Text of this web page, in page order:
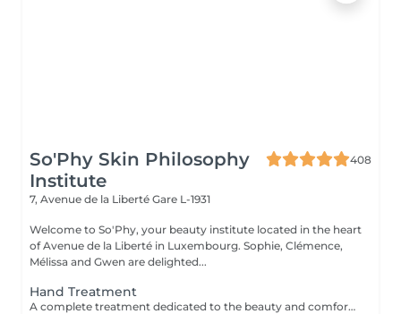
So'Phy Skin Philosophy
Institute
408
7, Avenue de la Liberté Gare L-1931
Welcome to So'Phy, your beauty institute located in the heart
of Avenue de la Liberté in Luxembourg. Sophie, Clémence,
Mélissa and Gwen are delighted...
Hand Treatment
A complete treatment dedicated to the beauty and comfort of the hands. The treatment begins with a gentle exfoliation to refine the skin texture and reveal its natural glow. The hands are then wrapped in a nourishing and hydrating mask for deep care. During this time, the nails are carefully shaped and refined to achieve a clean and harmonious result. The treatment finishes with a relaxing hand massage, providing an immediate feeling of comfort and relaxation. Hands feel softer, the skin is nourished and the nails look perfectly groomed. Classic nail polish is not provided at the institute. However, if you wish, we can apply your own nail polish by selecting the corresponding option.